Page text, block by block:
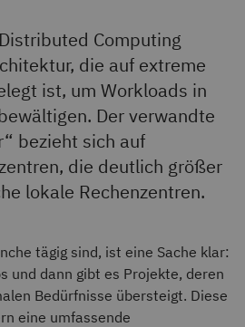
Computing
die auf extreme
ist, um Workloads in
Der verwandte
bezieht sich auf
die deutlich größer
lokale Rechenzentren.
tägig sind, ist eine Sache klar:
und dann gibt es Projekte, deren
Bedürfnisse übersteigt. Diese
eine umfassende